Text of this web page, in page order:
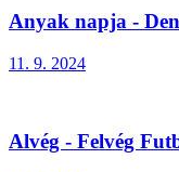
Anyak napja -
11. 9. 2024
Alvég - Felvég